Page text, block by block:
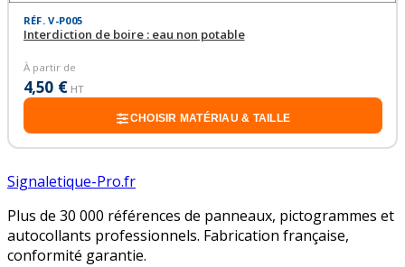
RÉF. V-P005
Interdiction de boire : eau non potable
À partir de
4,50 € HT
CHOISIR MATÉRIAU & TAILLE
Signaletique-Pro.fr
Plus de 30 000 références de panneaux, pictogrammes et
autocollants professionnels. Fabrication française,
conformité garantie.